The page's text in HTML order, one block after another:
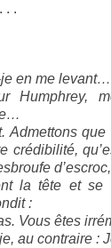
. .
en me levant…
Humphrey,
Admettons
crédibilité,
la tête et se
:
Vous êtes
au contraire :